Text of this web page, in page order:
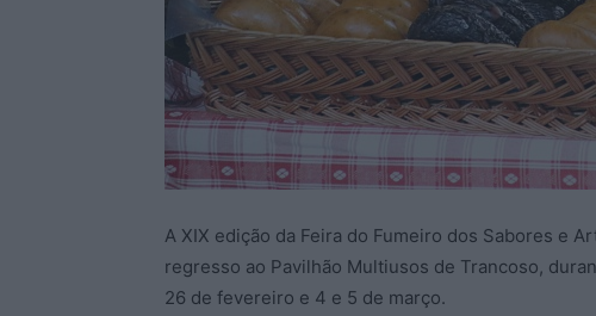
A XIX edição da Feira do Fumeiro dos Sabores e
regresso ao Pavilhão Multiusos de Trancoso,
26 de fevereiro e 4 e 5 de março.